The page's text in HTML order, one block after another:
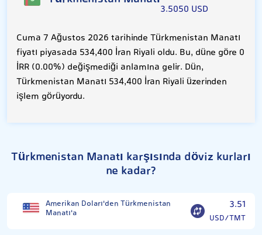
3.5050 USD
Cuma 7 Ağustos 2026 tarihinde Türkmenistan Manatı
fiyatı piyasada 534,400 İran Riyali oldu. Bu, düne göre 0
İRR (0.00%) değişmediği anlamına gelir. Dün,
Türkmenistan Manatı 534,400 İran Riyali üzerinden
işlem görüyordu.
Türkmenistan Manatı karşısında döviz kurları
ne kadar?
Amerikan Doları'den Türkmenistan
Manatı'a
3.51
USD/TMT